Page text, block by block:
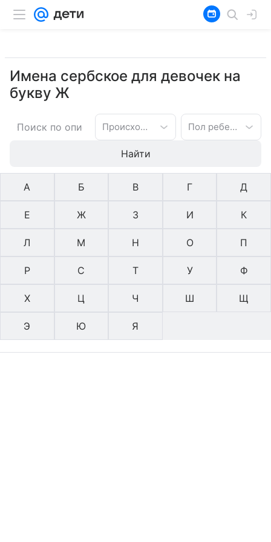
Имена сербское для девочек на
букву Ж
Происхождение имени Пол ребенка
Найти
А Б В Г Д
Е Ж З И К
Л М Н О П
Р С Т У Ф
Х Ц Ч Ш Щ
Э Ю Я